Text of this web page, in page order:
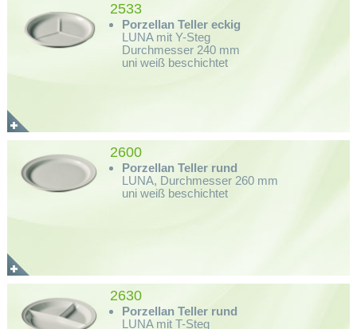
2533
Porzellan Teller eckig
LUNA mit Y-Steg
Durchmesser 240 mm
uni weiß beschichtet
2600
Porzellan Teller rund
LUNA, Durchmesser 260 mm
uni weiß beschichtet
2630
Porzellan Teller rund
LUNA mit T-Steg